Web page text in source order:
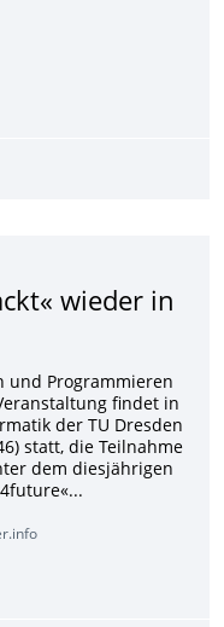
verspätet +
radioativa é
wieder in
und Programmieren
findet in
der TU Dresden
statt, die Teilnahme
dem diesjährigen